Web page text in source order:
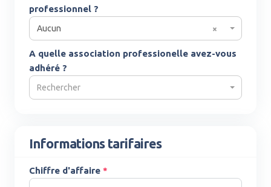
professionnel ?
×
Aucun
A quelle association professionelle avez-vous
adhéré ?
Rechercher
Informations tarifaires
Chiffre d'affaire *